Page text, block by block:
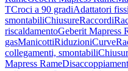
TCroci a 90 gradiAdattatori fissi
smontabiliChiusureRaccordi
riscaldamentoGeberit Mapress
gasManicottiRiduzioniCurve
collegamenti, smontabili
Mapress Rame